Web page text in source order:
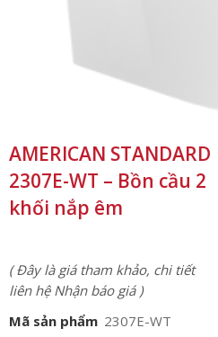
AMERICAN STANDARD
2307E-WT – Bồn cầu 2
khối nắp êm
( Đây là giá tham khảo, chi tiết
liên hệ Nhận báo giá )
Mã sản phẩm 2307E-WT